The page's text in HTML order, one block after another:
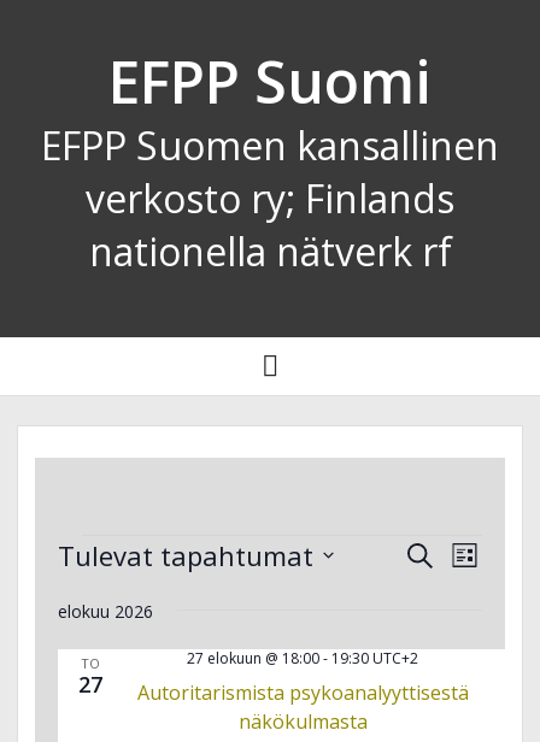
EFPP Suomi
EFPP Suomen kansallinen
verkosto ry; Finlands
nationella nätverk rf
open
menu
Tapahtumat
T
a
h
t
E
T
t
L
t
Tulevat tapahtumat
l
t
elokuu 2026
TO
27
Autoritarismista psykoanalyyttisestä
näkökulmasta
27 elokuun @ 18:00- 19:30 UTC+2